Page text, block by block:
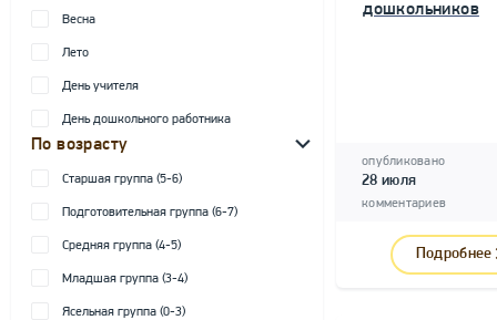
Весна
Лето
День учителя
День дошкольного работника
По возрасту
Старшая группа (5-6)
Подготовительная группа (6-7)
Средняя группа (4-5)
Младшая группа (3-4)
Ясельная группа (0-3)
дошкольников
опубликовано
28 июля
комментариев
Подробнее